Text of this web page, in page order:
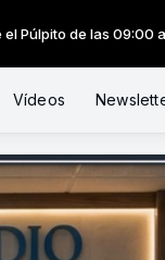
de las 09:00 a las
Vídeos